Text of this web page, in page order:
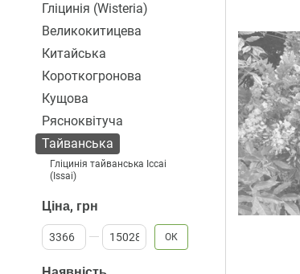
Гліцинія (Wisteria)
Великокитицева
Китайська
Короткогронова
Кущова
Рясноквітуча
Тайванська
Гліцинія тайванська Іссаі
(Issai)
Ціна, грн
Від Ціна, грн
До Ціна, грн ОК